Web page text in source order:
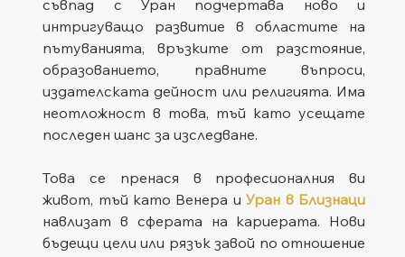
съвпад с Уран подчертава ново и
интригуващо развитие в областите на
пътуванията, връзките от разстояние,
образованието, правните въпроси,
издателската дейност или религията. Има
неотложност в това, тъй като усещате
последен шанс за изследване.
Това се пренася в професионалния ви
живот, тъй като Венера и Уран в Близнаци
навлизат в сферата на кариерата. Нови
бъдещи цели или рязък завой по отношение